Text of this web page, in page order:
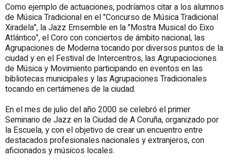
Como ejemplo de actuaciones, podríamos citar a los alumnos
de Música Tradicional en el "Concurso de Música Tradicional
Xiradela", la Jazz Emsemble en la "Mostra Musical do Eixo
Atlántico", el Coro con conciertos de ámbito nacional, las
Agrupaciones de Moderna tocando por diversos puntos de la
ciudad y en el Festival de Intercentros, las Agrupaciociones
de Música y Movimiento participando en eventos en las
bibliotecas municipales y las Agrupaciones Tradicionales
tocando en certámenes de la ciudad.
En el mes de julio del año 2000 se celebró el primer
Seminario de Jazz en la Ciudad de A Coruña, organizado por
la Escuela, y con el objetivo de crear un encuentro entre
destacados profesionales nacionales y extranjeros, con
aficionados y músicos locales.